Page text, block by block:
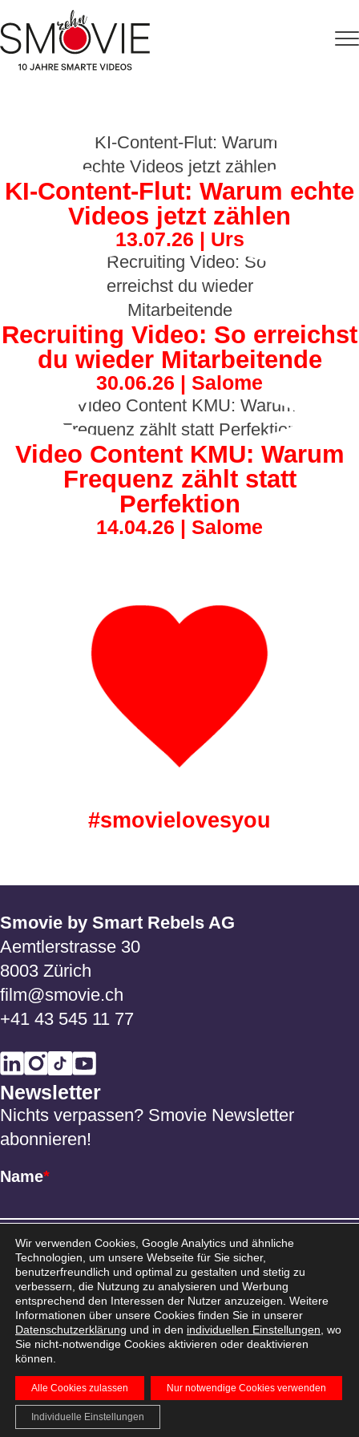
KI-Content-Flut: Warum echte
Videos jetzt zählen
13.07.26 | Urs
Recruiting Video: So erreichst
du wieder Mitarbeitende
30.06.26 | Salome
Video Content KMU: Warum
Frequenz zählt statt
Perfektion
14.04.26 | Salome
#smovielovesyou
Smovie by Smart Rebels AG
Aemtlerstrasse 30
8003 Zürich
film@smovie.ch
+41 43 545 11 77
Newsletter
Nichts verpassen? Smovie Newsletter
abonnieren!
Name*
AGBDatenschutzImpressum
© 2026 Smovie
Wir verwenden Cookies, Google Analytics und ähnliche
Technologien, um unsere Webseite für Sie sicher,
benutzerfreundlich und optimal zu gestalten und stetig zu
verbessern, die Nutzung zu analysieren und Werbung
entsprechend den Interessen der Nutzer anzuzeigen. Weitere
Informationen über unsere Cookies finden Sie in unserer
Datenschutzerklärung und in den individuellen Einstellungen , wo
Sie nicht-notwendige Cookies aktivieren oder deaktivieren
können.
Alle Cookies zulassen Nur notwendige Cookies verwenden
Individuelle Einstellungen